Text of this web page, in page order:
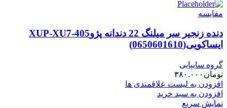
مقایسه
دنده زنجیر سر میلنگ 22 دندانه پژوXUP-XU7-405
ایساکویی(0650601610)
گروه سایپایی
تومان ۳۸۰.۰۰۰
افزودن به لیست علاقمندی ها
افزودن به سبد خرید
نمایش سریع